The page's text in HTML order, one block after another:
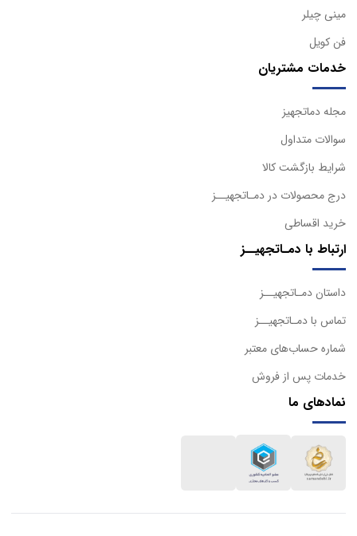
مینی چیلر
فن کویل
خدمات مشتریان
مجله دماتجهیز
سوالات متداول
شرایط بازگشت کالا
درج محصولات در دمـاتجهیــز
خرید اقساطی
ارتباط با دمـاتجهیــز
داستان دمـاتجهیــز
تماس با دمـاتجهیــز
شماره حساب‌های معتبر
خدمات پس از فروش
نمادهای ما